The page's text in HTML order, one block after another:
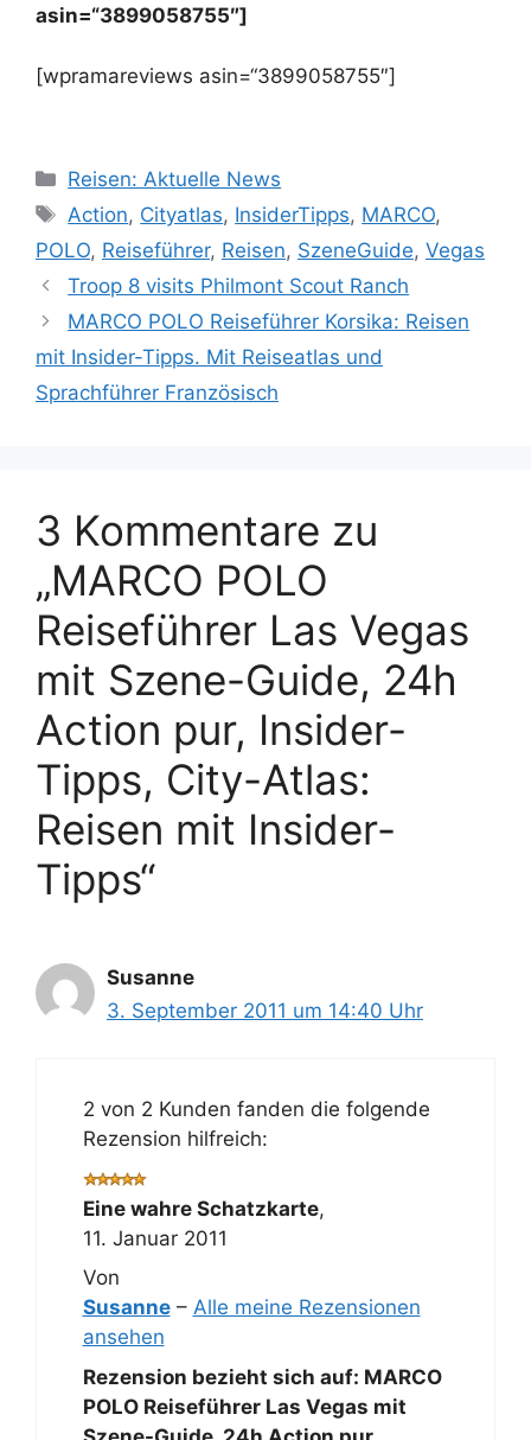
asin=“3899058755″]
[wpramareviews asin=“3899058755″]
Kategorien
Reisen: Aktuelle News
Schlagwörter
Action, Cityatlas, InsiderTipps, MARCO,
POLO, Reiseführer, Reisen, SzeneGuide, Vegas
Troop 8 visits Philmont Scout Ranch
MARCO POLO Reiseführer Korsika: Reisen
mit Insider-Tipps. Mit Reiseatlas und
Sprachführer Französisch
3 Kommentare zu
„MARCO POLO
Reiseführer Las Vegas
mit Szene-Guide, 24h
Action pur, Insider-
Tipps, City-Atlas:
Reisen mit Insider-
Tipps“
Susanne
3. September 2011 um 14:40 Uhr
2 von 2 Kunden fanden die folgende
Rezension hilfreich:
Eine wahre Schatzkarte,
11. Januar 2011
Von
Susanne– Alle meine Rezensionen
ansehen
Rezension bezieht sich auf: MARCO
POLO Reiseführer Las Vegas mit